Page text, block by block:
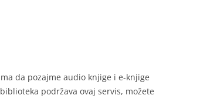
da pozajme audio knjige i e-knjige
podržava ovaj servis, možete